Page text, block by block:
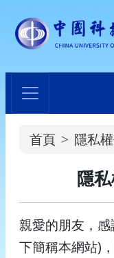
首頁
隱私
隱
親愛的朋友，
下簡稱本網站)